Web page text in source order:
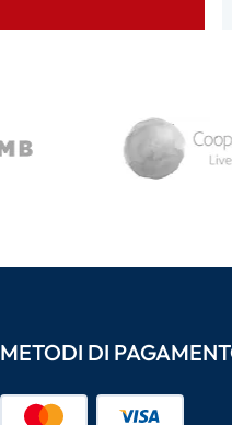
METODI DI